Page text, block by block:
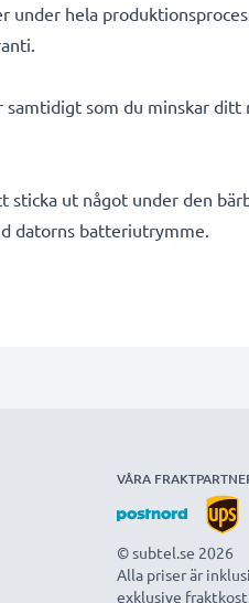
under hela
som du minskar ditt
ut något under den
datorns batteriutrymme.
VÅRA
© subtel.se 2026
Alla priser är
exklusive